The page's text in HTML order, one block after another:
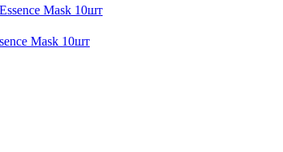
Mask 10шт